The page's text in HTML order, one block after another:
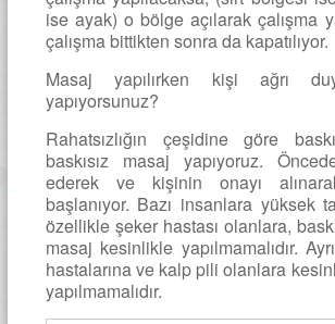
ise ayak) o bölge açılarak çalışma
çalışma bittikten sonra da kapatılıyor.
Masaj yapılırken kişi ağrı
yapıyorsunuz?
Rahatsızlığın çeşidine göre
baskısız masaj yapıyoruz.
ederek ve kişinin onayı
başlanıyor. Bazı insanlara yüksek
özellikle şeker hastası olanlara,
masaj kesinlikle yapılmamalıdır.
hastalarına ve kalp pili olanlara
yapılmamalıdır.